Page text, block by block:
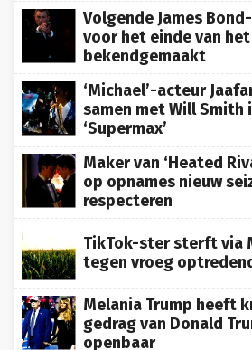
Volgende James
voor het einde van
bekendgemaakt
‘Michael’-acteur
samen met Will
‘Supermax’
Maker van ‘Heated
op opnames nieuw
respecteren
TikTok-ster sterft via
tegen vroeg
Melania Trump heeft
gedrag van Donald
openbaar